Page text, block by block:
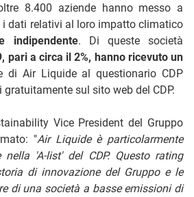
8.400 aziende hanno messo a
i dati relativi al loro impatto climatico
indipendente. Di queste società
pari a circa il 2%, hanno ricevuto un
di Air Liquide al questionario CDP
sul sito web del CDP.
Vice President del Gruppo
"Air Liquide è particolarmente
'A-list' del CDP. Questo rating
di innovazione del Gruppo e le
di una società a basse emissioni di